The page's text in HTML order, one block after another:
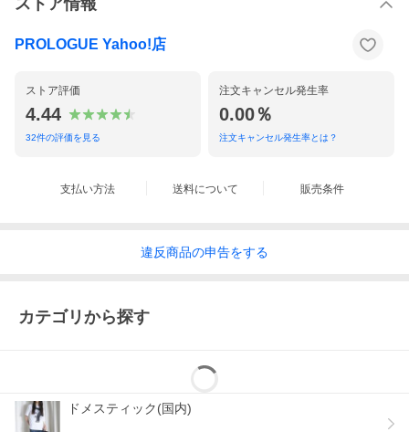
ストア情報
PROLOGUE Yahoo!店
ストア評価
4.44
32件の評価を見る
注文キャンセル発生率
0.00％
注文キャンセル発生率とは？
支払い方法 送料について 販売条件
違反商品の申告をする
カテゴリから探す
ドメスティック(国内)